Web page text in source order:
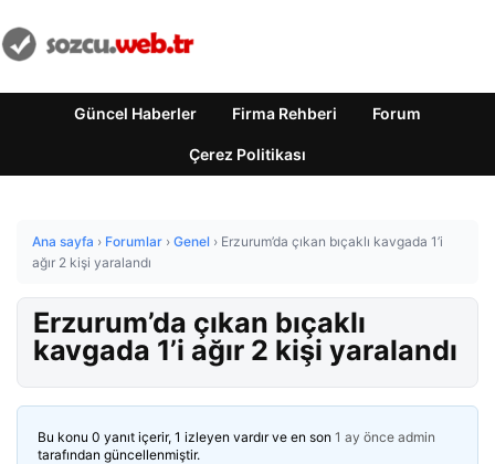
Güncel Haberler Firma Rehberi Forum
Çerez Politikası
Ana sayfa › Forumlar › Genel › Erzurum’da çıkan bıçaklı kavgada 1’i
ağır 2 kişi yaralandı
Erzurum’da çıkan bıçaklı
kavgada 1’i ağır 2 kişi yaralandı
Bu konu 0 yanıt içerir, 1 izleyen vardır ve en son 1 ay önce admin
tarafından güncellenmiştir.